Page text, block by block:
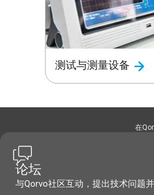
测试与测量设备
在
论坛
与Qorvo社区互动，提出技术问题并